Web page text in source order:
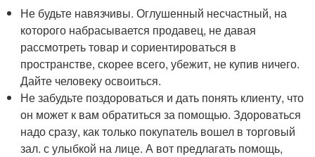
Не будьте навязчивы. Оглушенный несчастный, на
которого набрасывается продавец, не давая
рассмотреть товар и сориентироваться в
пространстве, скорее всего, убежит, не купив ничего.
Дайте человеку освоиться.
Не забудьте поздороваться и дать понять клиенту, что
он может к вам обратиться за помощью. Здороваться
надо сразу, как только покупатель вошел в торговый
зал. с улыбкой на лице. А вот предлагать помощь,